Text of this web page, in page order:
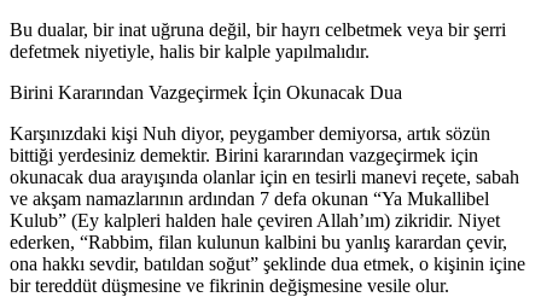
Bu dualar, bir inat uğruna değil, bir hayrı celbetmek veya bir şerri
defetmek niyetiyle, halis bir kalple yapılmalıdır.
Birini Kararından Vazgeçirmek İçin Okunacak Dua
Karşınızdaki kişi Nuh diyor, peygamber demiyorsa, artık sözün
bittiği yerdesiniz demektir. Birini kararından vazgeçirmek için
okunacak dua arayışında olanlar için en tesirli manevi reçete, sabah
ve akşam namazlarının ardından 7 defa okunan “Ya Mukallibel
Kulub” (Ey kalpleri halden hale çeviren Allah’ım) zikridir. Niyet
ederken, “Rabbim, filan kulunun kalbini bu yanlış karardan çevir,
ona hakkı sevdir, batıldan soğut” şeklinde dua etmek, o kişinin içine
bir tereddüt düşmesine ve fikrinin değişmesine vesile olur.